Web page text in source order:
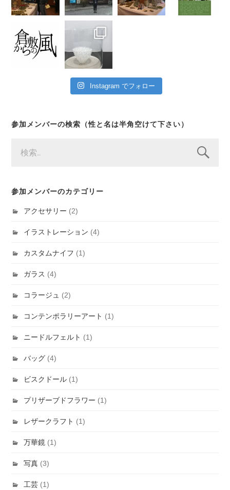
Instagram でフォロー
参加メンバーの検索（性と名は半角空けて下さい）
索:
参加メンバーのカテゴリー
アクセサリー (2)
イラストレーション (4)
カスタムナイフ (1)
ガラス (4)
コラージュ (2)
コンテンポラリーアート (1)
ニードルフェルト (1)
バッグ (4)
ビスクドール (1)
プリザーブドフラワー (1)
レザークラフト (1)
万華鏡 (1)
写真 (3)
工芸 (1)